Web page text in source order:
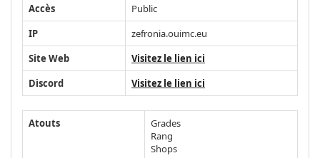
Accès
Public
IP
zefronia.ouimc.eu
Site Web
Visitez le lien ici
Discord
Visitez le lien ici
Atouts
Grades
Rang
Shops